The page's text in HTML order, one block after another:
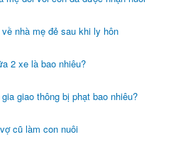
nhà mẹ đẻ sau khi ly hôn
2 xe là bao nhiêu?
giao thông bị phạt bao nhiêu?
cũ làm con nuôi